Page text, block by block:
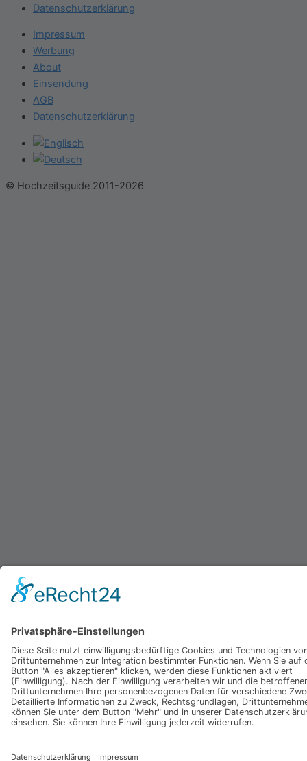
Datenschutzerklärung
Impressum
Werbung
About
Einsendung
AGB
Datenschutzerklärung
© Hochzeitsguide 2011-2026